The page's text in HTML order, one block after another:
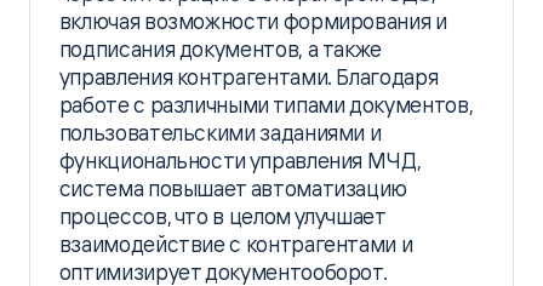
включая возможности формирования и
подписания документов, а также
управления контрагентами. Благодаря
работе с различными типами документов,
пользовательскими заданиями и
функциональности управления МЧД,
система повышает автоматизацию
процессов, что в целом улучшает
взаимодействие с контрагентами и
оптимизирует документооборот.